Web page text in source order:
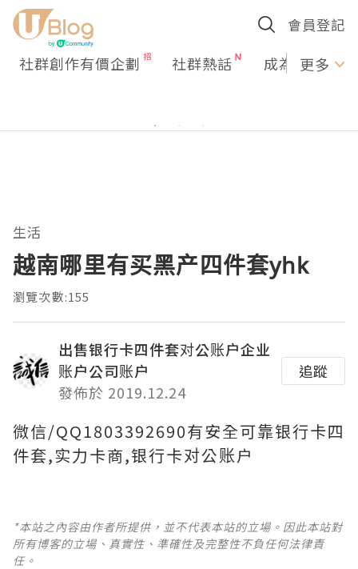
會員登記
社群創作有價企劃 社群熱話 成為U更多
生活
越南哪里有买黑产四件套yhk
瀏覽次數:155
出售银行卡四件套对公账户企业
账户公司账户
發佈於 2019.12.24
追蹤
微信/QQ1803392690有安全可靠银行卡四
件套,实力卡商,银行卡对公账户
*本站之內容由作者所提供，並不代表本站的立場。因此本站對
所有博客的立場、真實性、準確性及完整性不負任何法律責
任。